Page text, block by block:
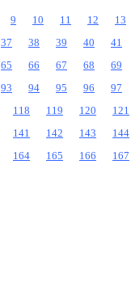
9 10 11 12
13
37 38 39 40
41
65 66 67 68
69
93 94 95 96
97
118 119 120
121
141 142 143
144
164 165 166
167